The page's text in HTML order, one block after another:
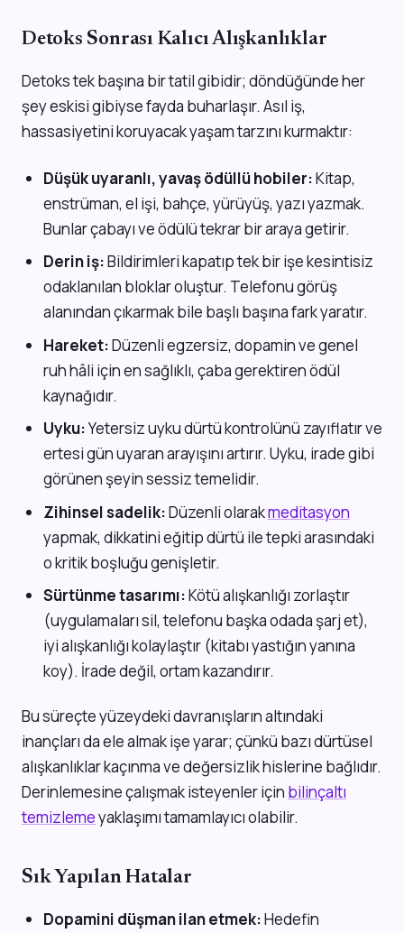
Detoks Sonrası Kalıcı Alışkanlıklar
Detoks tek başına bir tatil gibidir; döndüğünde her
şey eskisi gibiyse fayda buharlaşır. Asıl iş,
hassasiyetini koruyacak yaşam tarzını kurmaktır:
Düşük uyaranlı, yavaş ödüllü hobiler:Kitap,
enstrüman, el işi, bahçe, yürüyüş, yazı yazmak.
Bunlar çabayı ve ödülü tekrar bir araya getirir.
Derin iş:Bildirimleri kapatıp tek bir işe kesintisiz
odaklanılan bloklar oluştur. Telefonu görüş
alanından çıkarmak bile başlı başına fark yaratır.
Hareket:Düzenli egzersiz, dopamin ve genel
ruh hâli için en sağlıklı, çaba gerektiren ödül
kaynağıdır.
Uyku:Yetersiz uyku dürtü kontrolünü zayıflatır ve
ertesi gün uyaran arayışını artırır. Uyku, irade gibi
görünen şeyin sessiz temelidir.
Zihinsel sadelik:Düzenli olarakmeditasyon
yapmak, dikkatini eğitip dürtü ile tepki arasındaki
o kritik boşluğu genişletir.
Sürtünme tasarımı:Kötü alışkanlığı zorlaştır
(uygulamaları sil, telefonu başka odada şarj et),
iyi alışkanlığı kolaylaştır (kitabı yastığın yanına
koy). İrade değil, ortam kazandırır.
Bu süreçte yüzeydeki davranışların altındaki
inançları da ele almak işe yarar; çünkü bazı dürtüsel
alışkanlıklar kaçınma ve değersizlik hislerine bağlıdır.
Derinlemesine çalışmak isteyenler için bilinçaltı
temizlemeyaklaşımı tamamlayıcı olabilir.
Sık Yapılan Hatalar
Dopamini düşman ilan etmek:Hedefin